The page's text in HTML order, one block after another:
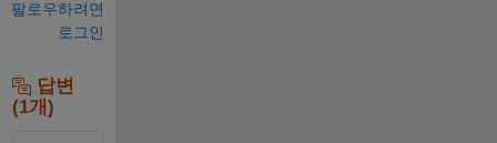
팔로우하려면
로그인
답변
(1개)